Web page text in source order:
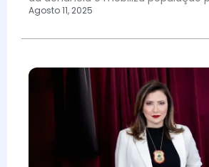
Agosto 11, 2025